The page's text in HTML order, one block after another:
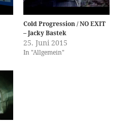
Cold Progression / NO EXIT
– Jacky Bastek
25. Juni 2015
In "Allgemein"